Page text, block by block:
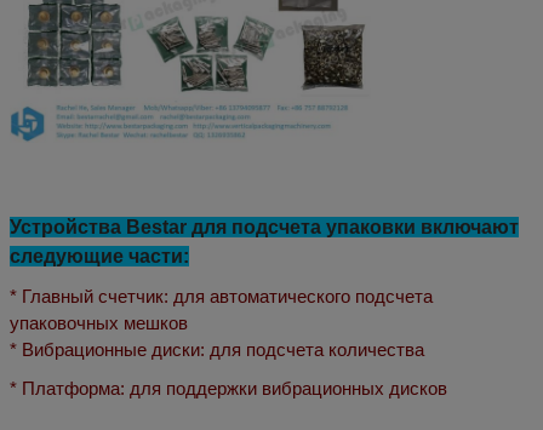
Устройства Bestar для подсчета упаковки включают
следующие части:
* Главный счетчик: для автоматического подсчета
упаковочных мешков
* Вибрационные диски: для подсчета количества
* Платформа: для поддержки вибрационных дисков